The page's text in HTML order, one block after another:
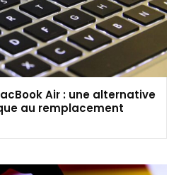
Air : une alternative
au remplacement